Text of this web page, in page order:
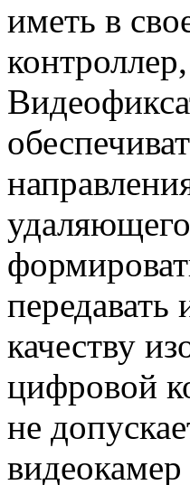
иметь в
качеству
цифровой
не
видеокамер